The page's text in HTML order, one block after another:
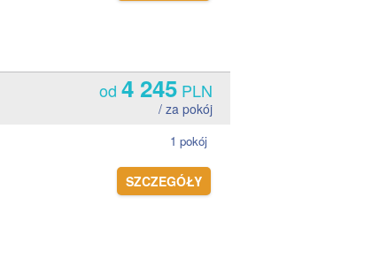
od 4 245 PLN
/ za pokój
1 pokój
SZCZEGÓŁY